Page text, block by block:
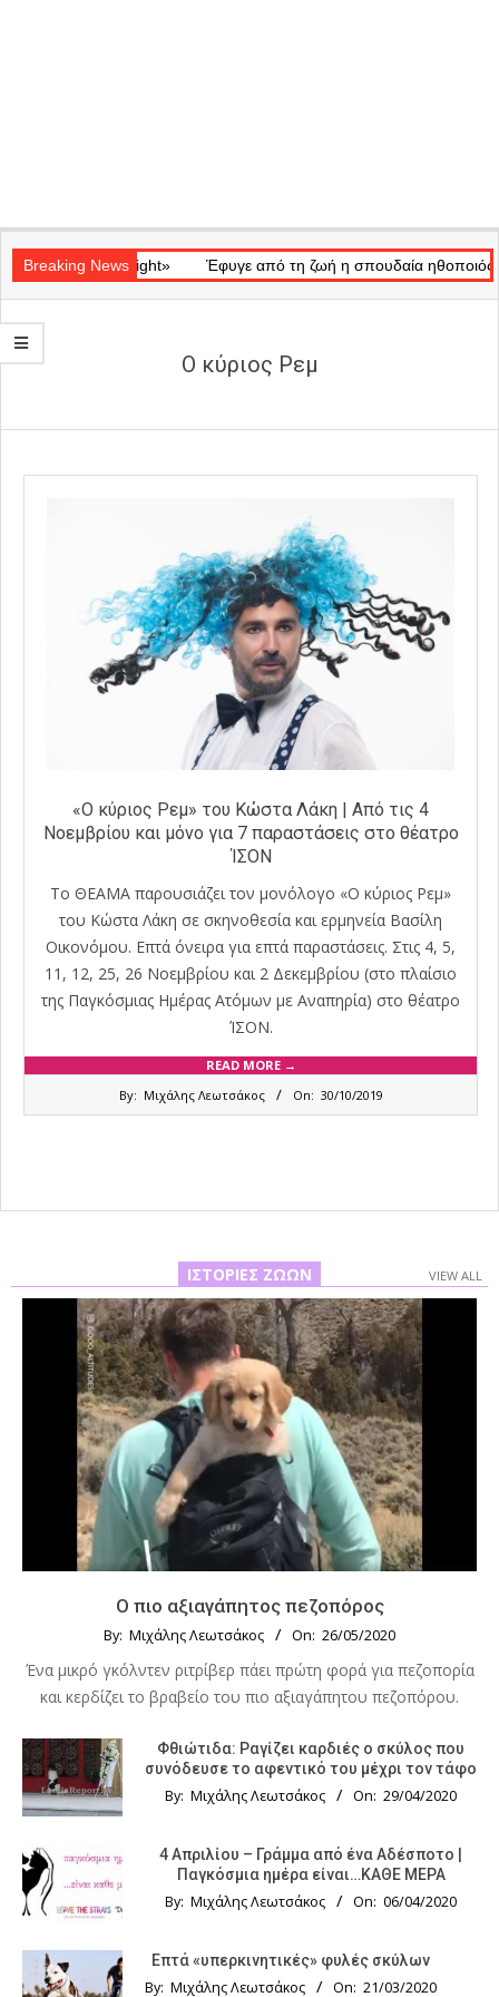
Navigation
Menu
Breaking News
«Ray of Light» Έφυγε από τη ζωή η σπουδαία ηθοποιός
Ο κύριος Ρεμ
«Ο κύριος Ρεμ» του Κώστα Λάκη | Από τις 4
Νοεμβρίου και μόνο για 7 παραστάσεις στο θέατρο
ΊΣΟΝ
Το ΘΕΑΜΑ παρουσιάζει τον μονόλογο «Ο κύριος Ρεμ»
του Κώστα Λάκη σε σκηνοθεσία και ερμηνεία Βασίλη
Οικονόμου. Επτά όνειρα για επτά παραστάσεις. Στις 4, 5,
11, 12, 25, 26 Νοεμβρίου και 2 Δεκεμβρίου (στο πλαίσιο
της Παγκόσμιας Ημέρας Ατόμων με Αναπηρία) στο θέατρο
ΊΣΟΝ.
READ MORE →
By: Μιχάλης Λεωτσάκος On: 30/10/2019
ΙΣΤΟΡΊΕΣ ΖΏΩΝ VIEW ALL
Ο πιο αξιαγάπητος πεζοπόρος
By: Μιχάλης Λεωτσάκος On: 26/05/2020
Ένα μικρό γκόλντεν ριτρίβερ πάει πρώτη φορά για πεζοπορία
και κερδίζει το βραβείο του πιο αξιαγάπητου πεζοπόρου.
Φθιώτιδα: Ραγίζει καρδιές ο σκύλος που
συνόδευσε το αφεντικό του μέχρι τον τάφο
By: Μιχάλης Λεωτσάκος On: 29/04/2020
4 Απριλίου – Γράμμα από ένα Αδέσποτο |
Παγκόσμια ημέρα είναι…ΚΑΘΕ ΜΕΡΑ
By: Μιχάλης Λεωτσάκος On: 06/04/2020
Επτά «υπερκινητικές» φυλές σκύλων
By: Μιχάλης Λεωτσάκος On: 21/03/2020